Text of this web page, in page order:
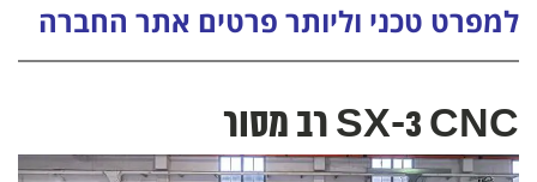
למפרט טכני וליותר פרטים אתר החברה
SX-3 CNC רב מסור